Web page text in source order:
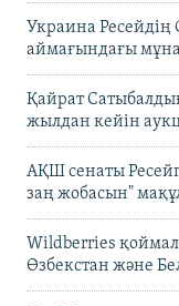
Украина
аймағындағы
Қайрат
жылдан кейін
АҚШ сенаты
заң жобасын"
Wildberries
Өзбекстан және